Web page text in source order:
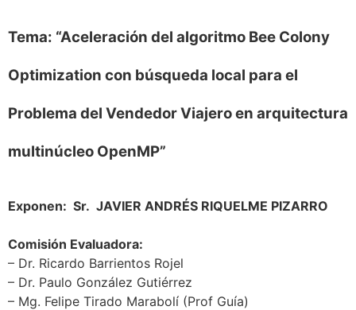
Tema: “Aceleración del algoritmo Bee Colony
Optimization con búsqueda local para el
Problema del Vendedor Viajero en arquitectura
multinúcleo OpenMP”
Exponen: Sr. JAVIER ANDRÉS RIQUELME PIZARRO
Comisión Evaluadora:
– Dr. Ricardo Barrientos Rojel
– Dr. Paulo González Gutiérrez
– Mg. Felipe Tirado Marabolí (Prof Guía)